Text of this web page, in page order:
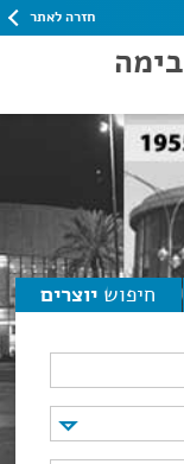
חזרה לאתר
חיפוש יוצרים